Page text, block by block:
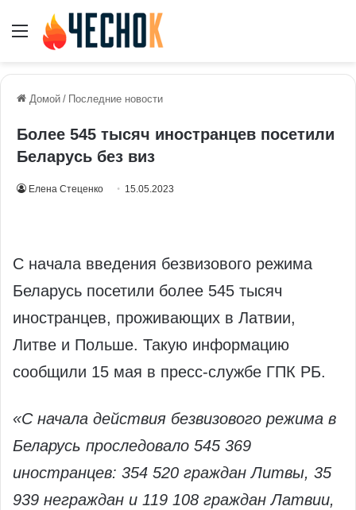
Меню
Домой / Последние новости
Более 545 тысяч иностранцев посетили
Беларусь без виз
Елена Стеценко 15.05.2023
С начала введения безвизового режима
Беларусь посетили более 545 тысяч
иностранцев, проживающих в Латвии,
Литве и Польше. Такую информацию
сообщили 15 мая в пресс-службе ГПК РБ.
«С начала действия безвизового режима в
Беларусь проследовало 545 369
иностранцев: 354 520 граждан Литвы, 35
939 неграждан и 119 108 граждан Латвии,